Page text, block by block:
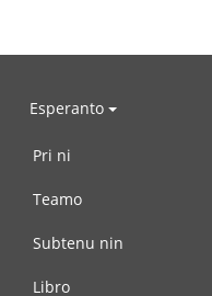
Esperanto
Pri ni
Teamo
Subtenu nin
Libro